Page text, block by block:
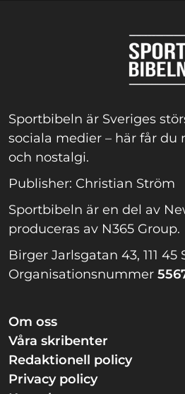
Sportbibeln är Sveriges
sociala medier – här får du
och nostalgi.
Publisher: Christian Ström
Sportbibeln är en del av
produceras av N365 Group.
Birger Jarlsgatan 43, 111 45
Organisationsnummer
Om oss
Våra skribenter
Redaktionell policy
Privacy policy